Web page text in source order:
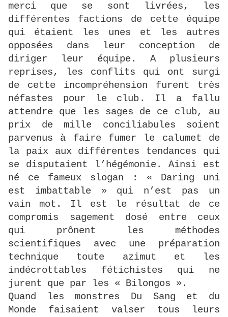
merci que se sont livrées, les
différentes factions de cette équipe
qui étaient les unes et les autres
opposées dans leur conception de
diriger leur équipe. A plusieurs
reprises, les conflits qui ont surgi
de cette incompréhension furent très
néfastes pour le club. Il a fallu
attendre que les sages de ce club, au
prix de mille conciliabules soient
parvenus à faire fumer le calumet de
la paix aux différentes tendances qui
se disputaient l’hégémonie. Ainsi est
né ce fameux slogan : « Daring uni
est imbattable » qui n’est pas un
vain mot. Il est le résultat de ce
compromis sagement dosé entre ceux
qui prônent les méthodes
scientifiques avec une préparation
technique toute azimut et les
indécrottables fétichistes qui ne
jurent que par les « Bilongos ».
Quand les monstres Du Sang et du
Monde faisaient valser tous leurs